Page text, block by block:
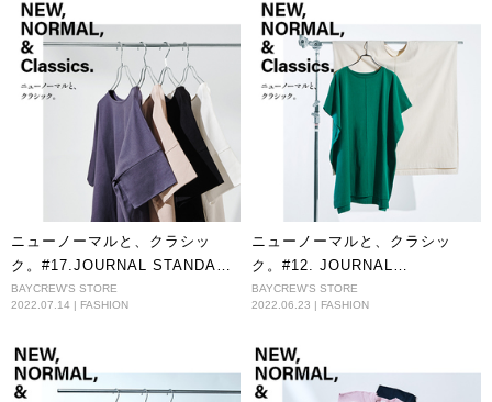
ニューノーマルと、クラシッ
ク。#17.JOURNAL STANDARD
relumeのADDICTポンチクルー
ネックタックプルオーバー
BAYCREW'S STORE
2022.07.14 | FASHION
ニューノーマルと、クラシッ
ク。#12. JOURNAL
STANDARDのスクエアカフタン
チュニックプルオーバー
BAYCREW'S STORE
2022.06.23 | FASHION